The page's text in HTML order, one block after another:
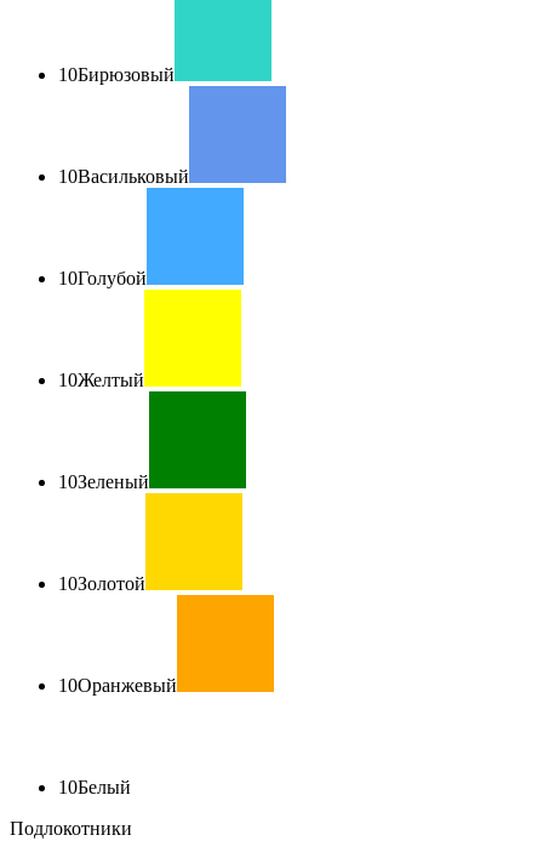
10Бирюзовый
10Васильковый
10Голубой
10Желтый
10Зеленый
10Золотой
10Оранжевый
10Белый
Подлокотники